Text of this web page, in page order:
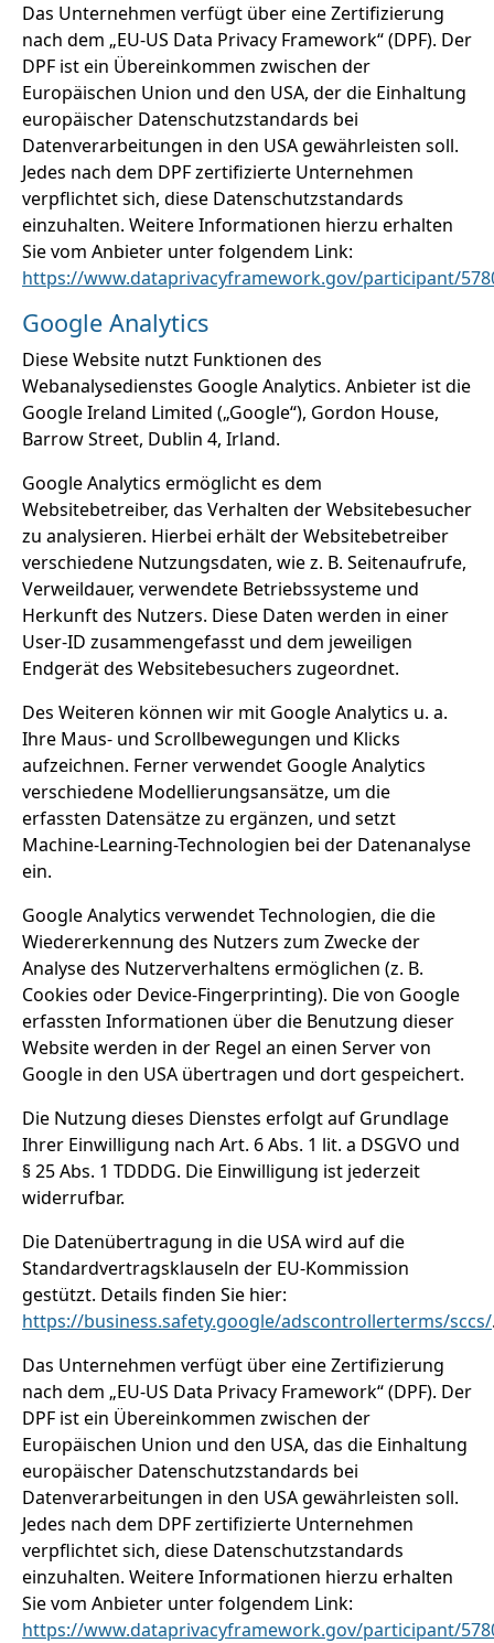
Das Unternehmen verfügt über eine Zertifizierung
nach dem „EU-US Data Privacy Framework“ (DPF). Der
DPF ist ein Übereinkommen zwischen der
Europäischen Union und den USA, der die Einhaltung
europäischer Datenschutzstandards bei
Datenverarbeitungen in den USA gewährleisten soll.
Jedes nach dem DPF zertifizierte Unternehmen
verpflichtet sich, diese Datenschutzstandards
einzuhalten. Weitere Informationen hierzu erhalten
Sie vom Anbieter unter folgendem Link:
https://www.dataprivacyframework.gov/participant/
Google Analytics
Diese Website nutzt Funktionen des
Webanalysedienstes Google Analytics. Anbieter ist die
Google Ireland Limited („Google“), Gordon House,
Barrow Street, Dublin 4, Irland.
Google Analytics ermöglicht es dem
Websitebetreiber, das Verhalten der Websitebesucher
zu analysieren. Hierbei erhält der Websitebetreiber
verschiedene Nutzungsdaten, wie z. B. Seitenaufrufe,
Verweildauer, verwendete Betriebssysteme und
Herkunft des Nutzers. Diese Daten werden in einer
User-ID zusammengefasst und dem jeweiligen
Endgerät des Websitebesuchers zugeordnet.
Des Weiteren können wir mit Google Analytics u. a.
Ihre Maus- und Scrollbewegungen und Klicks
aufzeichnen. Ferner verwendet Google Analytics
verschiedene Modellierungsansätze, um die
erfassten Datensätze zu ergänzen, und setzt
Machine-Learning-Technologien bei der Datenanalyse
ein.
Google Analytics verwendet Technologien, die die
Wiedererkennung des Nutzers zum Zwecke der
Analyse des Nutzerverhaltens ermöglichen (z. B.
Cookies oder Device-Fingerprinting). Die von Google
erfassten Informationen über die Benutzung dieser
Website werden in der Regel an einen Server von
Google in den USA übertragen und dort gespeichert.
Die Nutzung dieses Dienstes erfolgt auf Grundlage
Ihrer Einwilligung nach Art. 6 Abs. 1 lit. a DSGVO und
§ 25 Abs. 1 TDDDG. Die Einwilligung ist jederzeit
widerrufbar.
Die Datenübertragung in die USA wird auf die
Standardvertragsklauseln der EU-Kommission
gestützt. Details finden Sie hier:
https://business.safety.google/adscontrollerterms/sccs/
Das Unternehmen verfügt über eine Zertifizierung
nach dem „EU-US Data Privacy Framework“ (DPF). Der
DPF ist ein Übereinkommen zwischen der
Europäischen Union und den USA, das die Einhaltung
europäischer Datenschutzstandards bei
Datenverarbeitungen in den USA gewährleisten soll.
Jedes nach dem DPF zertifizierte Unternehmen
verpflichtet sich, diese Datenschutzstandards
einzuhalten. Weitere Informationen hierzu erhalten
Sie vom Anbieter unter folgendem Link:
https://www.dataprivacyframework.gov/participant/